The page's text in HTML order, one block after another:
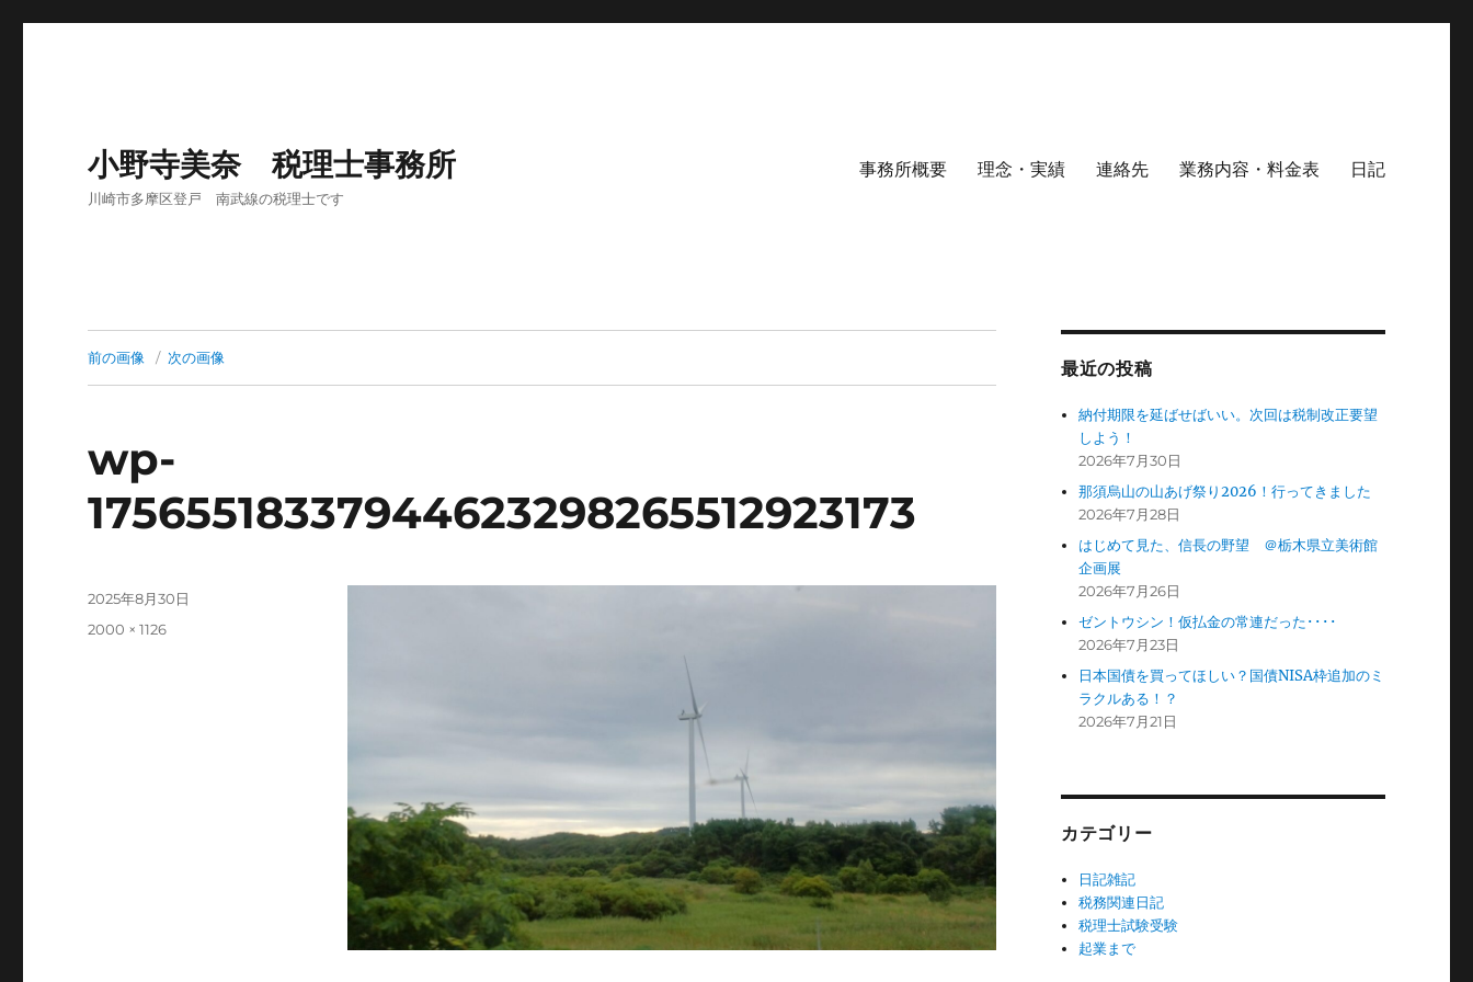
小野寺美奈 税理士事務所
川崎市多摩区登戸 南武線の税理士です
事務所概要 理念・実績 連絡先 業務内容・料金表 日記
前の画像 次の画像
wp-
17565518337944623298265512923173
投
2025年8月30日
フ
2000 × 1126
最近の投稿
納付期限を延ばせばいい。次回は税制改正要望
しよう！
2026年7月30日
那須烏山の山あげ祭り2026！行ってきました
2026年7月28日
はじめて見た、信長の野望 ＠栃木県立美術館
企画展
2026年7月26日
ゼントウシン！仮払金の常連だった････
2026年7月23日
日本国債を買ってほしい？国債NISA枠追加のミ
ラクルある！？
2026年7月21日
カテゴリー
日記雑記
税務関連日記
税理士試験受験
起業まで